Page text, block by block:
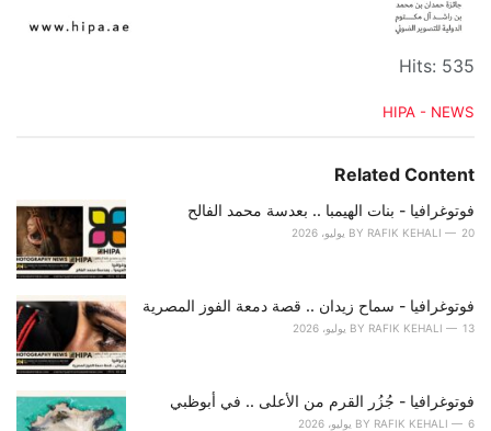
Hits: 535
C
e
o
r
:
HIPA - NEWS
Related Content
فوتوغرافيا - بنات الهيمبا .. بعدسة محمد الفالح
BY RAFIK KEHALI 20 يوليو، 2026
فوتوغرافيا - سماح زيدان .. قصة دمعة الفوز المصرية
BY RAFIK KEHALI 13 يوليو، 2026
فوتوغرافيا - جُزُر القرم من الأعلى .. في أبوظبي
BY RAFIK KEHALI 6 يوليو، 2026